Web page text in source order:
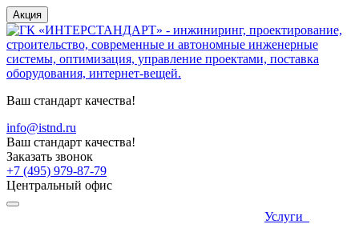
Акция
Ваш стандарт качества!
info@istnd.ru
Ваш стандарт качества!
Заказать звонок
+7 (495) 979-87-79
Центральный офис
Услуги